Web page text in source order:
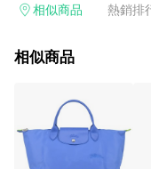
相似商品 熱銷排
相似商品